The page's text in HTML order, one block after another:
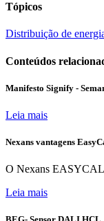
Tópicos
Distribuição de
Conteúdos
Manifesto Signify -
Leia mais
Nexans vantagens
O Nexans
Leia mais